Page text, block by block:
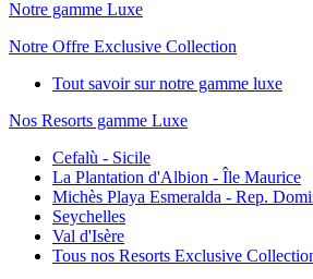
Notre gamme Luxe
Notre Offre Exclusive Collection
Tout savoir sur notre gamme luxe
Nos Resorts gamme Luxe
Cefalù - Sicile
La Plantation d'Albion - Île Maurice
Michès Playa Esmeralda - Rep.
Seychelles
Val d'Isère
Tous nos Resorts Exclusive